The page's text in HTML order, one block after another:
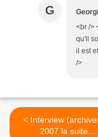
G
<br />
qu'il
il est
/>
< Interview (archives) de
2007 la suite.....